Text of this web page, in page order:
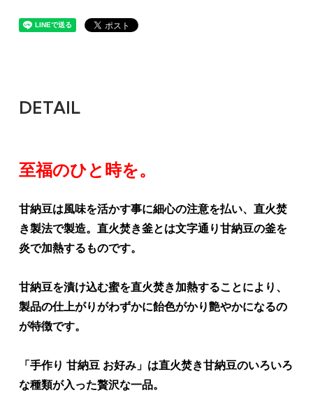
DETAIL
至福のひと時を。
甘納豆は風味を活かす事に細心の注意を払い、直火焚
き製法で製造。直火焚き釜とは文字通り甘納豆の釜を
炎で加熱するものです。
甘納豆を漬け込む蜜を直火焚き加熱することにより、
製品の仕上がりがわずかに飴色がかり艶やかになるの
が特徴です。
「手作り 甘納豆 お好み」は直火焚き甘納豆のいろいろ
な種類が入った贅沢な一品。